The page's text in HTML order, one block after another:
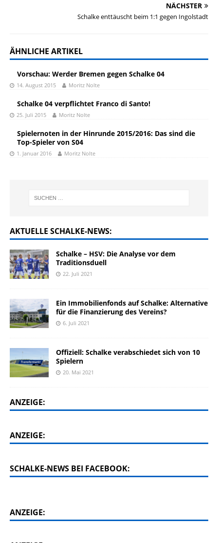
NÄCHSTER
Schalke enttäuscht beim 1:1 gegen Ingolstadt
ÄHNLICHE ARTIKEL
Vorschau: Werder Bremen gegen Schalke 04
14. August 2015 Moritz Nolte
Schalke 04 verpflichtet Franco di Santo!
25. Juli 2015 Moritz Nolte
Spielernoten in der Hinrunde 2015/2016: Das sind die
Top-Spieler von S04
1. Januar 2016 Moritz Nolte
AKTUELLE SCHALKE-NEWS:
Schalke – HSV: Die Analyse vor dem
Traditionsduell
22. Juli 2021
Ein Immobilienfonds auf Schalke: Alternative
für die Finanzierung des Vereins?
6. Juli 2021
Offiziell: Schalke verabschiedet sich von 10
Spielern
20. Mai 2021
ANZEIGE:
ANZEIGE:
SCHALKE-NEWS BEI FACEBOOK:
ANZEIGE: